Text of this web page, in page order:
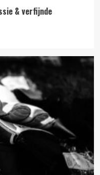
& verfijnde